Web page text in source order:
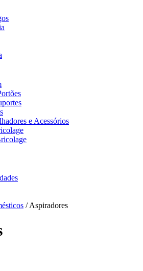
e Acessórios
/Aspiradores